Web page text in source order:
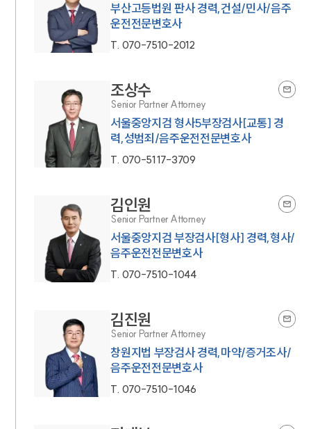
부산고등법원 판사 경력,건설/민사/음주
운전전문변호사
T. 070-7510-2012
조상수
Senior Partner Attorney
서울중앙지검 형사5부장검사[교통] 경
력,성범죄/음주운전전문변호사
T. 070-5117-3709
김인원
Senior Partner Attorney
서울중앙지검 부장검사[형사] 경력,형사/
음주운전전문변호사
T. 070-7510-1044
김진원
Senior Partner Attorney
창원지법 부장검사 경력,마약/증거조사/
음주운전전문변호사
T. 070-7510-1046